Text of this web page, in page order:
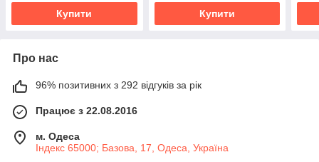
Купити Купити
Про нас
96% позитивних з 292 відгуків за рік
Працює з 22.08.2016
м. Одеса
Індекс 65000; Базова, 17, Одеса, Україна